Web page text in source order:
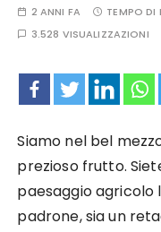
2 ANNI FA TEMPO DI
3.528 VISUALIZZAZIONI
Siamo nel bel
prezioso frutto.
paesaggio agricolo
padrone, sia un